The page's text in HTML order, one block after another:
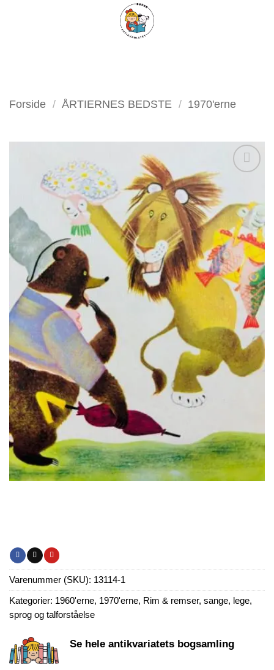
FILTER
Forside / ÅRTIERNES BEDSTE / 1970'erne
som
favorit
Varenummer (SKU): 13114-1
Kategorier: 1960'erne, 1970'erne, Rim & remser, sange, lege,
sprog og talforståelse
Se hele antikvariatets bogsamling